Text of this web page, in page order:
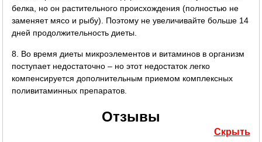
белка, но он растительного происхождения (полностью не
заменяет мясо и рыбу). Поэтому не увеличивайте больше 14
дней продолжительность диеты.
8. Во время диеты микроэлементов и витаминов в организм
поступает недостаточно – но этот недостаток легко
компенсируется дополнительным приемом комплексных
поливитаминных препаратов.
Отзывы
Скрыть